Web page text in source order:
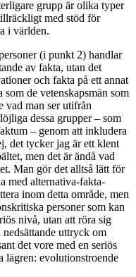
grupp är olika typer
med stöd för
i världen.
(i punkt 2) handlar
av fakta, utan det
och fakta på ett annat
som de vetenskapsmän som
vad man ser utifrån
dessa grupper – som
– genom att inkludera
det tycker jag är ett klent
men det är ändå vad
Man gör det alltså lätt för
med alternativa-fakta-
inom detta område, men
personer som kan
nivå, utan att röra sig
uttryck om
det vore med en seriös
lägren: evolutionstroende